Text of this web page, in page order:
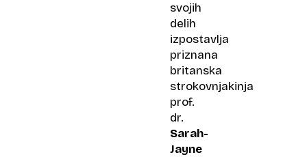
svojih
delih
izpostavlja
priznana
britanska
strokovnjakinja
prof.
dr.
Sarah-
Jayne